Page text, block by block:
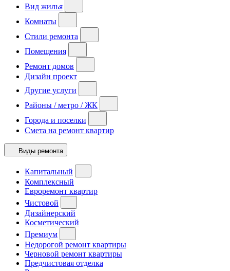
Вид жилья
Комнаты
Стили ремонта
Помещения
Ремонт домов
Дизайн проект
Другие услуги
Районы / метро / ЖК
Города и поселки
Смета на ремонт квартир
Виды ремонта
Капитальный
Комплексный
Евроремонт квартир
Чистовой
Дизайнерский
Косметический
Премиум
Недорогой ремонт квартиры
Черновой ремонт квартиры
Предчистовая отделка